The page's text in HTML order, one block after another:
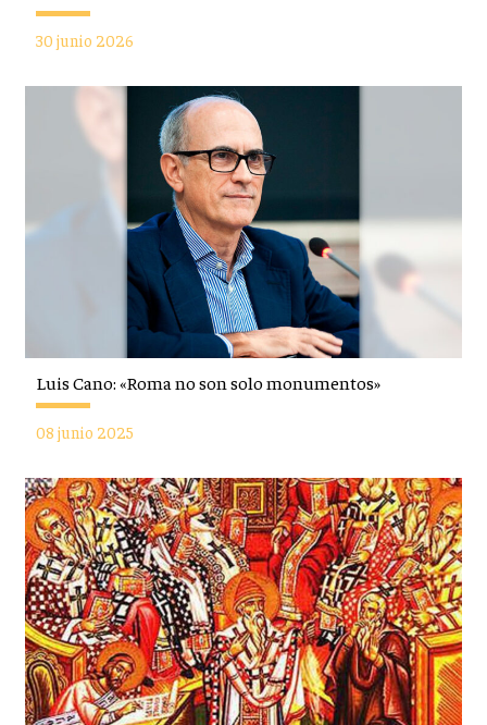
30 junio 2026
Luis Cano: «Roma no son solo monumentos»
08 junio 2025